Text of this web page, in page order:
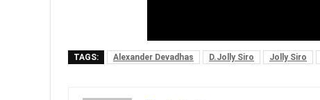
TAGS: Alexander Devadhas D.Jolly Siro Jolly Siro